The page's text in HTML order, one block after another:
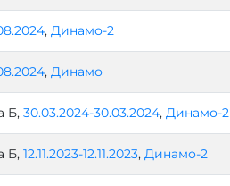
, Динамо-2
, Динамо
Б, 30.03.2024-30.03.2024, Динамо-2
Б, 12.11.2023-12.11.2023, Динамо-2